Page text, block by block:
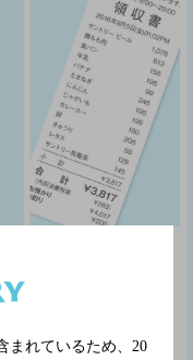
れているため、 20